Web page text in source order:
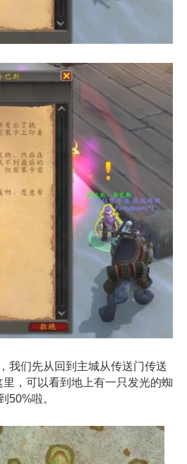
我们先从回到主城从传送门传送
，可以看到地上有一只发光的蜘
50%啦。